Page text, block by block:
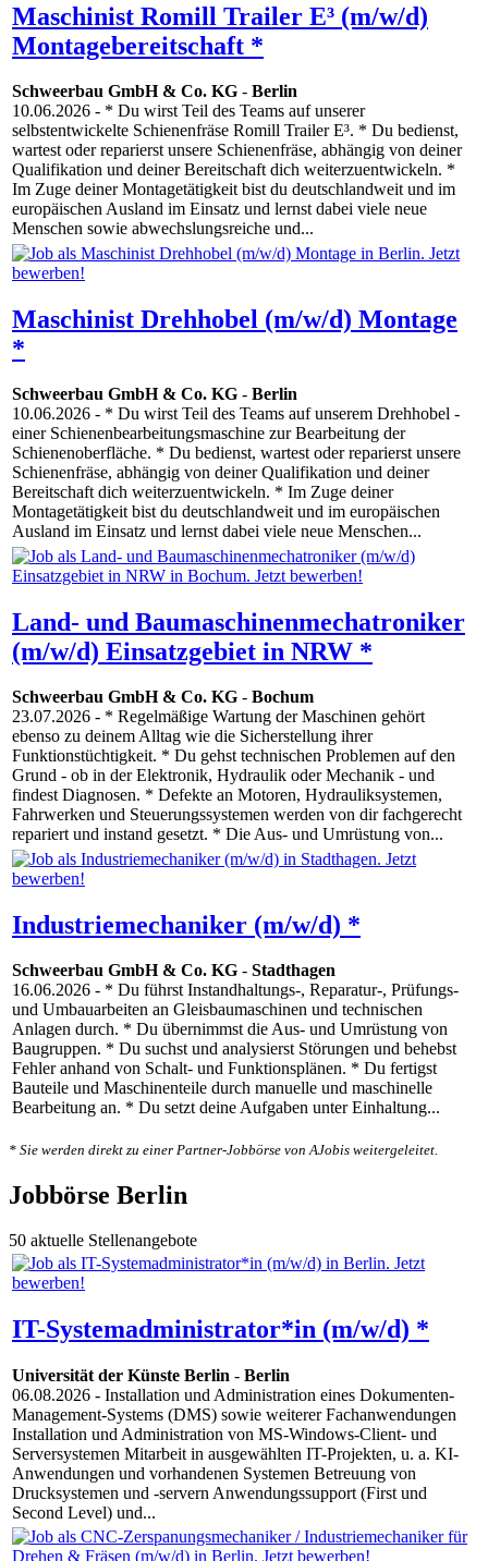
Maschinist Romill Trailer E³ (m/w/d)
Montagebereitschaft *
Schweerbau GmbH & Co. KG - Berlin
10.06.2026 - * Du wirst Teil des Teams auf unserer
selbstentwickelte Schienenfräse Romill Trailer E³. * Du bedienst,
wartest oder reparierst unsere Schienenfräse, abhängig von deiner
Qualifikation und deiner Bereitschaft dich weiterzuentwickeln. *
Im Zuge deiner Montagetätigkeit bist du deutschlandweit und im
europäischen Ausland im Einsatz und lernst dabei viele neue
Menschen sowie abwechslungsreiche und...
Maschinist Drehhobel (m/w/d) Montage
*
Schweerbau GmbH & Co. KG - Berlin
10.06.2026 - * Du wirst Teil des Teams auf unserem Drehhobel -
einer Schienenbearbeitungsmaschine zur Bearbeitung der
Schienenoberfläche. * Du bedienst, wartest oder reparierst unsere
Schienenfräse, abhängig von deiner Qualifikation und deiner
Bereitschaft dich weiterzuentwickeln. * Im Zuge deiner
Montagetätigkeit bist du deutschlandweit und im europäischen
Ausland im Einsatz und lernst dabei viele neue Menschen...
Land- und Baumaschinenmechatroniker
(m/w/d) Einsatzgebiet in NRW *
Schweerbau GmbH & Co. KG - Bochum
23.07.2026 - * Regelmäßige Wartung der Maschinen gehört
ebenso zu deinem Alltag wie die Sicherstellung ihrer
Funktionstüchtigkeit. * Du gehst technischen Problemen auf den
Grund - ob in der Elektronik, Hydraulik oder Mechanik - und
findest Diagnosen. * Defekte an Motoren, Hydrauliksystemen,
Fahrwerken und Steuerungssystemen werden von dir fachgerecht
repariert und instand gesetzt. * Die Aus- und Umrüstung von...
Industriemechaniker (m/w/d) *
Schweerbau GmbH & Co. KG - Stadthagen
16.06.2026 - * Du führst Instandhaltungs-, Reparatur-, Prüfungs-
und Umbauarbeiten an Gleisbaumaschinen und technischen
Anlagen durch. * Du übernimmst die Aus- und Umrüstung von
Baugruppen. * Du suchst und analysierst Störungen und behebst
Fehler anhand von Schalt- und Funktionsplänen. * Du fertigst
Bauteile und Maschinenteile durch manuelle und maschinelle
Bearbeitung an. * Du setzt deine Aufgaben unter Einhaltung...
* Sie werden direkt zu einer Partner-Jobbörse von AJobis weitergeleitet.
Jobbörse Berlin
50 aktuelle Stellenangebote
IT-Systemadministrator*in (m/w/d) *
Universität der Künste Berlin - Berlin
06.08.2026 - Installation und Administration eines Dokumenten-
Management-Systems (DMS) sowie weiterer Fachanwendungen
Installation und Administration von MS-Windows-Client- und
Serversystemen Mitarbeit in ausgewählten IT-Projekten, u. a. KI-
Anwendungen und vorhandenen Systemen Betreuung von
Drucksystemen und -servern Anwendungssupport (First und
Second Level) und...